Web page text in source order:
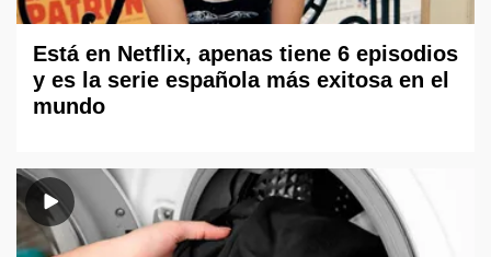
Está en Netflix, apenas tiene 6 episodios
y es la serie española más exitosa en el
mundo